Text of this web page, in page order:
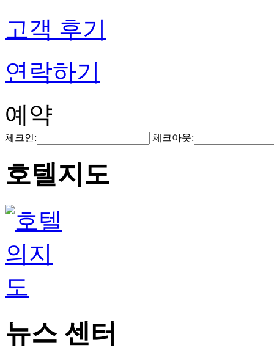
고객 후기
연락하기
예약
체크인: 체크아웃:
호텔지도
뉴스 센터